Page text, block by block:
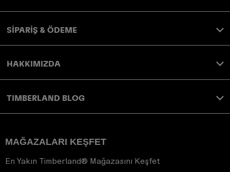
SİPARİŞ & ÖDEME
HAKKIMIZDA
TIMBERLAND BLOG
MAĞAZALARI KEŞFET
En Yakın Timberland® Mağazasını Keşfet